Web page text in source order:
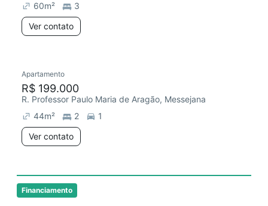
Financiamento
60m²
3
Ver contato
Apartamento
R$ 199.000
R. Professor Paulo Maria de Aragão, Messejana
44m² 2
1
Ver contato